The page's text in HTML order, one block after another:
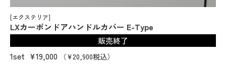
[エクステリア]
LXカーボンドアハンドルカバー E-Type
販売終了
1set ¥19,000 （¥20,900税込）